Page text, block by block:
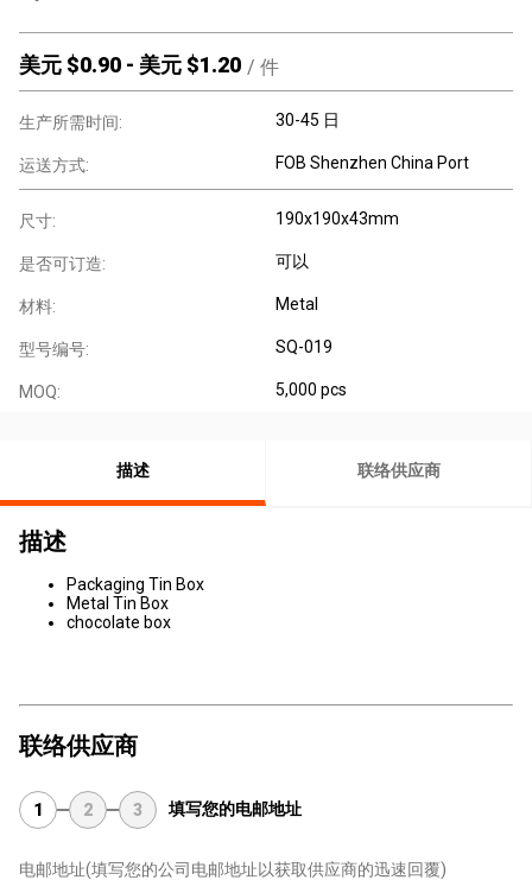
美元 $0.90 - 美元 $1.20 / 件
生产所需时间: 30-45 日
运送方式: FOB Shenzhen China Port
尺寸: 190x190x43mm
是否可订造: 可以
材料: Metal
型号编号: SQ-019
MOQ: 5,000 pcs
描述 联络供应商
描述
Packaging Tin Box
Metal Tin Box
chocolate box
联络供应商
1 2 3 填写您的电邮地址
电邮地址(填写您的公司电邮地址以获取供应商的迅速回覆)